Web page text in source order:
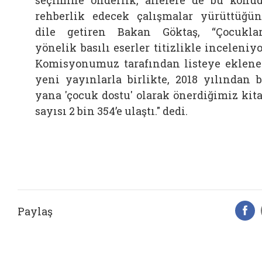
rehberlik edecek çalışmalar
dile getiren Bakan Göktaş,
yönelik basılı eserler titizlikle
Komisyonumuz tarafından listeye
yeni yayınlarla birlikte, 2018 yılından
yana 'çocuk dostu' olarak önerdiğimiz
sayısı 2 bin 354’e ulaştı." dedi.
Paylaş